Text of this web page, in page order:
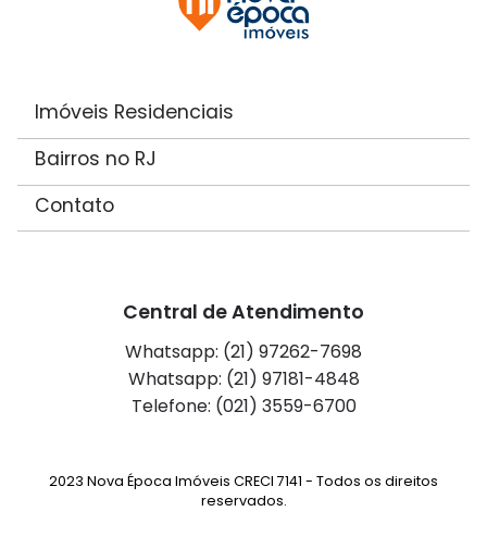
Imóveis Residenciais
Bairros no RJ
Contato
Central de Atendimento
Whatsapp: (21) 97262-7698
Whatsapp: (21) 97181-4848
Telefone: (021) 3559-6700
2023 Nova Época Imóveis CRECI 7141 - Todos os direitos
reservados.